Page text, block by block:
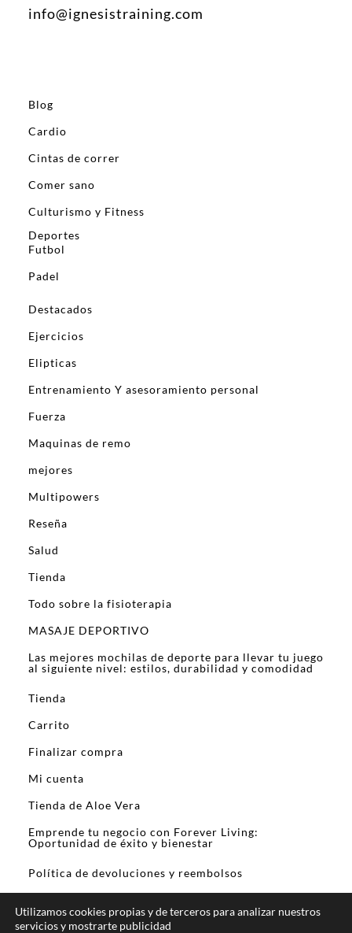
info@ignesistraining.com
Blog
Cardio
Cintas de correr
Comer sano
Culturismo y Fitness
Deportes
Futbol
Padel
Destacados
Ejercicios
Elipticas
Entrenamiento Y asesoramiento personal
Fuerza
Maquinas de remo
mejores
Multipowers
Reseña
Salud
Tienda
Todo sobre la fisioterapia
MASAJE DEPORTIVO
Las mejores mochilas de deporte para llevar tu juego
al siguiente nivel: estilos, durabilidad y comodidad
Tienda
Carrito
Finalizar compra
Mi cuenta
Tienda de Aloe Vera
Emprende tu negocio con Forever Living:
Oportunidad de éxito y bienestar
Política de devoluciones y reembolsos
Utilizamos cookies propias y de terceros para analizar nuestros
servicios y mostrarte publicidad